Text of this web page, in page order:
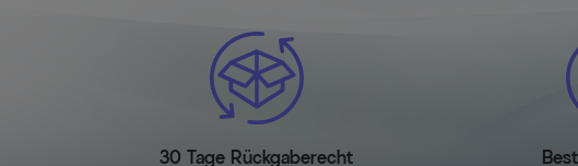
30 Tage Rückgaberecht